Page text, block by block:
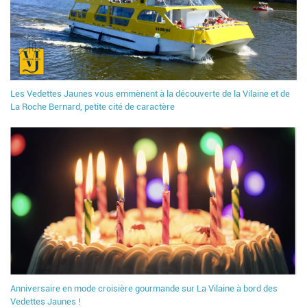
Les Vedettes Jaunes vous emmènent à la découverte de la Vilaine et de
La Roche Bernard, petite cité de caractère
Anniversaire en mode croisière gourmande sur La Vilaine à bord des
Vedettes Jaunes !